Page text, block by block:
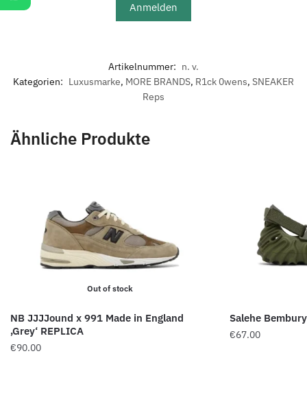
Anmelden
Artikelnummer: n. v.
Kategorien: Luxusmarke, MORE BRANDS, R1ck 0wens, SNEAKER
Reps
Ähnliche Produkte
Out of stock
NB JJJJound x 991 Made in England
‚Grey‘ REPLICA
€90.00
Salehe
€67.00